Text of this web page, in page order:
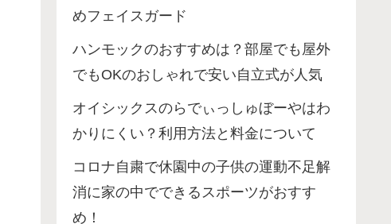
めフェイスガード
ハンモックのおすすめは？部屋でも屋外
でもOKのおしゃれで安い自立式が人気
オイシックスのらでぃっしゅぼーやはわ
かりにくい？利用方法と料金について
コロナ自粛で休園中の子供の運動不足解
消に家の中でできるスポーツがおすす
め！